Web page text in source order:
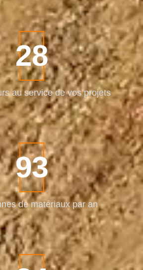
35
au service de vos projets
120
de matériaux par an